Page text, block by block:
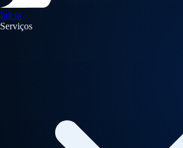
Início
Serviços